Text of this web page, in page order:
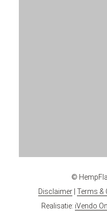
©
Disclaimer| Terms &
Realisatie: iVendo